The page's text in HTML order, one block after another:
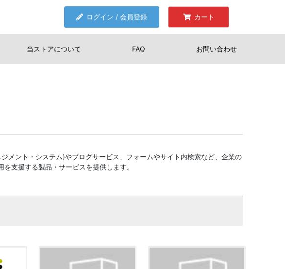
ログイン / 会員登録 カート
当ストアについて FAQ お問い合わせ
メント・システム)やブログサービス、フォームやサイト内検索など、企業の
を支援する製品・サービスを提供します。